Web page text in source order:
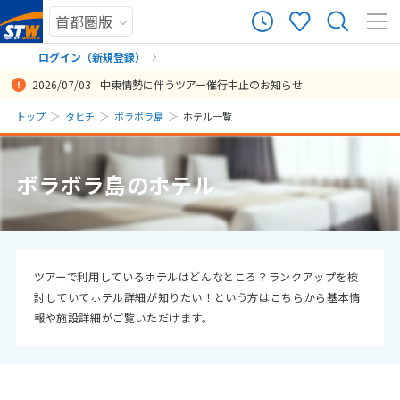
ログイン（新規登録）
まだ履歴がありません
まだ登録がありません
2026/07/03 中東情勢に伴うツアー催行中止のお知らせ
トップ タヒチ ボラボラ島 ホテル一覧
ボラボラ島のホテル
ツアーで利用しているホテルはどんなところ？ランクアップを検
討していてホテル詳細が知りたい！という方はこちらから基本情
報や施設詳細がご覧いただけます。